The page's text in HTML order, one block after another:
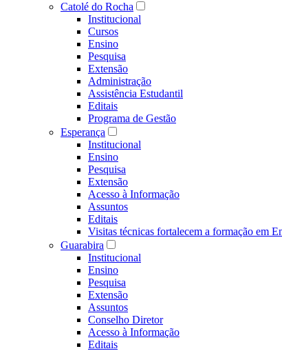
Catolé do Rocha
Institucional
Cursos
Ensino
Pesquisa
Extensão
Administração
Assistência Estudantil
Editais
Programa de Gestão
Esperança
Institucional
Ensino
Pesquisa
Extensão
Acesso à Informação
Assuntos
Editais
Visitas técnicas fortalecem a formação em
Guarabira
Institucional
Ensino
Pesquisa
Extensão
Assuntos
Conselho Diretor
Acesso à Informação
Editais